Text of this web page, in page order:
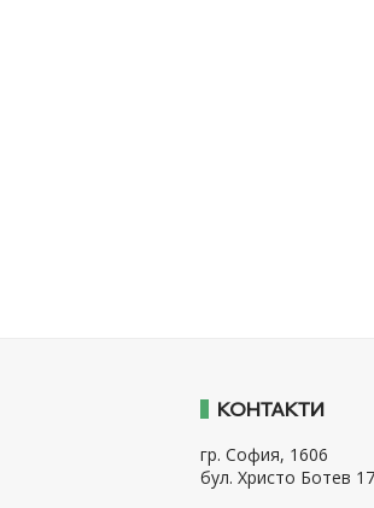
КОНТАКТИ
гр. София, 1606
бул. Христо Ботев